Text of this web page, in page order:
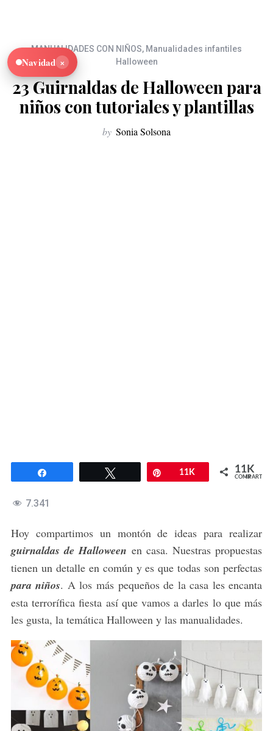
MANUALIDADES CON NIÑOS, Manualidades infantiles
Halloween
23 Guirnaldas de Halloween para
niños con tutoriales y plantillas
by Sonia Solsona
Twittear Pin11K 11K
COMPARTIR
7.341
Hoy compartimos un montón de ideas para realizar
guirnaldas de Halloween en casa. Nuestras propuestas
tienen un detalle en común y es que todas son perfectas
para niños. A los más pequeños de la casa les encanta
esta terrorífica fiesta así que vamos a darles lo que más
les gusta, la temática Halloween y las manualidades.
Navidad ×